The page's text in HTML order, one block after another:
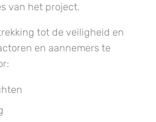
van het project.
tot de veiligheid en
en aannemers te